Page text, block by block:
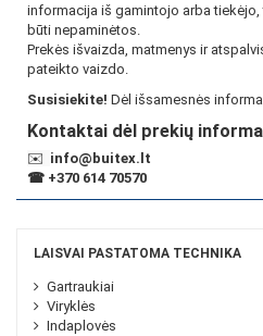
informacija iš gamintojo arba
būti nepaminėtos.
Prekės išvaizda, matmenys ir
pateikto vaizdo.
Susisiekite! Dėl išsamesnės
Kontaktai dėl prekių
✉️ info@buitex.lt
☎ +370 614 70570
LAISVAI PASTATOMA TECHNIKA
Gartraukiai
Viryklės
Indaplovės